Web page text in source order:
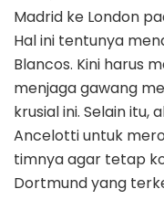
Madrid ke London
Hal ini tentunya
Blancos. Kini harus
menjaga gawang
krusial ini. Selain itu,
Ancelotti untuk
timnya agar tetap
Dortmund yang